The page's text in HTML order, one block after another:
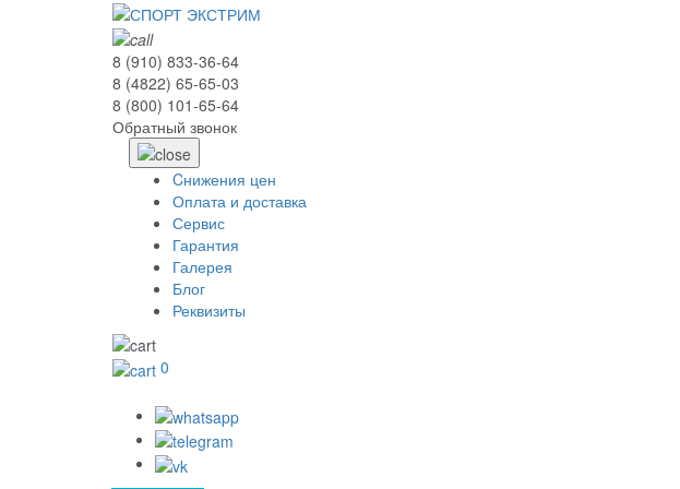
8 (910) 833-36-64
8 (4822) 65-65-03
8 (800) 101-65-64
Обратный звонок
Cнижения цен
Оплата и доставка
Сервис
Гарантия
Галерея
Блог
Реквизиты
0